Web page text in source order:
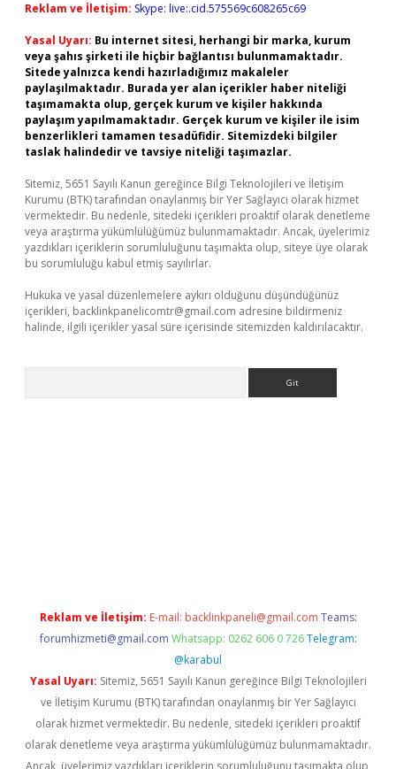
Reklam ve İletişim: Skype: live:.cid.575569c608265c69
Yasal Uyarı: Bu internet sitesi, herhangi bir marka, kurum
veya şahıs şirketi ile hiçbir bağlantısı bulunmamaktadır.
Sitede yalnızca kendi hazırladığımız makaleler
paylaşılmaktadır. Burada yer alan içerikler haber niteliği
taşımamakta olup, gerçek kurum ve kişiler hakkında
paylaşım yapılmamaktadır. Gerçek kurum ve kişiler ile isim
benzerlikleri tamamen tesadüfidir. Sitemizdeki bilgiler
taslak halindedir ve tavsiye niteliği taşımazlar.
Sitemiz, 5651 Sayılı Kanun gereğince Bilgi Teknolojileri ve İletişim
Kurumu (BTK) tarafından onaylanmış bir Yer Sağlayıcı olarak hizmet
vermektedir. Bu nedenle, sitedeki içerikleri proaktif olarak denetleme
veya araştırma yükümlülüğümüz bulunmamaktadır. Ancak, üyelerimiz
yazdıkları içeriklerin sorumluluğunu taşımakta olup, siteye üye olarak
bu sorumluluğu kabul etmiş sayılırlar.
Hukuka ve yasal düzenlemelere aykırı olduğunu düşündüğünüz
içerikleri, backlinkpanelicomtr@gmail.com adresine bildirmeniz
halinde, ilgili içerikler yasal süre içerisinde sitemizden kaldırılacaktır.
Reklam ve İletişim: E-mail: backlinkpaneli@gmail.com Teams:
forumhizmeti@gmail.com Whatsapp: 0262 606 0 726 Telegram:
@karabul
Yasal Uyarı: Sitemiz, 5651 Sayılı Kanun gereğince Bilgi Teknolojileri
ve İletişim Kurumu (BTK) tarafından onaylanmış bir Yer Sağlayıcı
olarak hizmet vermektedir. Bu nedenle, sitedeki içerikleri proaktif
olarak denetleme veya araştırma yükümlülüğümüz bulunmamaktadır.
Ancak, üyelerimiz yazdıkları içeriklerin sorumluluğunu taşımakta olup,